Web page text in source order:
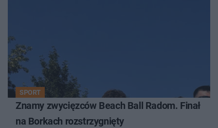
SPORT
Znamy zwycięzców Beach Ball Radom. Finał
na Borkach rozstrzygnięty